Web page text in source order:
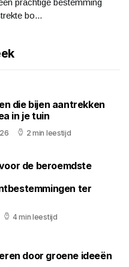
prachtige bestemming
bo...
die bijen aantrekken
in je tuin
2 min leestijd
de beroemdste
ter
4 min leestijd
door groene ideeën